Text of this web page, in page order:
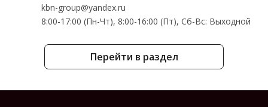
Перейти в раздел
kbn-group@yandex.ru
8:00-17:00 (Пн-Чт), 8:00-16:00 (Пт), Cб-Вс: Выходной